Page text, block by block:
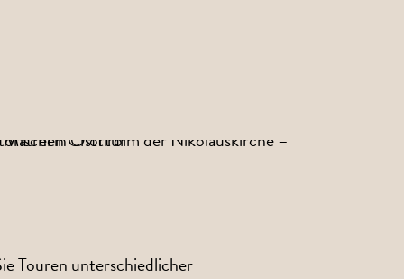
Touren unterschiedlicher